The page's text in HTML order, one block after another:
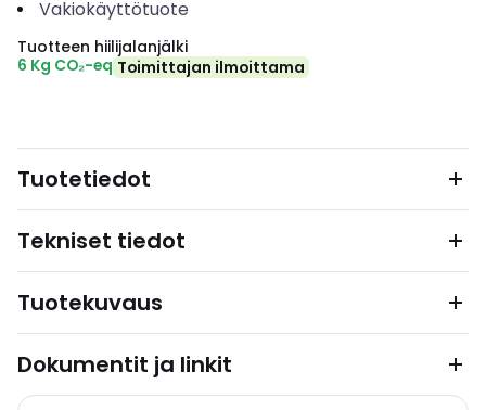
Vakiokäyttötuote
Tuotteen hiilijalanjälki
6 Kg CO₂-eq Toimittajan ilmoittama
Tuotetiedot
Tekniset tiedot
Tuotekuvaus
Dokumentit ja linkit